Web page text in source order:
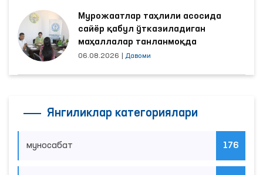
Мурожаатлар таҳлили асосида
сайёр қабул ўтказиладиган
маҳаллалар танланмоқда
06.08.2026 Давоми
Янгиликлар категориялари
муносабат 176